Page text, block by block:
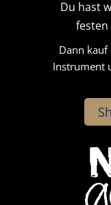
Du hast
Dann
Instrument